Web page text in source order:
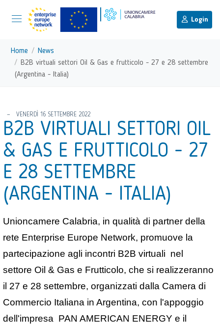
Vai ai contenuti
Login
torna al menu di scelta rapida
Menu di navigazione principale
Home
News
B2B virtuali settori Oil & Gas e frutticolo - 27 e 28 settembre
(Argentina - Italia)
VENERDÌ 16 SETTEMBRE 2022
B2B VIRTUALI SETTORI OIL
& GAS E FRUTTICOLO - 27
E 28 SETTEMBRE
(ARGENTINA - ITALIA)
Unioncamere Calabria, in qualità di partner della
rete Enterprise Europe Network, promuove la
partecipazione agli incontri B2B virtuali nel
settore Oil & Gas e Frutticolo, che si realizzeranno
il 27 e 28 settembre, organizzati dalla Camera di
Commercio Italiana in Argentina, con l'appoggio
dell'impresa PAN AMERICAN ENERGY e il